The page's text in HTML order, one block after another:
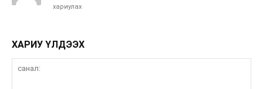
хариулах
ХАРИУ ҮЛДЭЭХ